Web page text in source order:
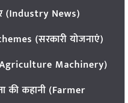
(Industry News)
(सरकारी योजनाएं)
Machinery)
की कहानी (Farmer